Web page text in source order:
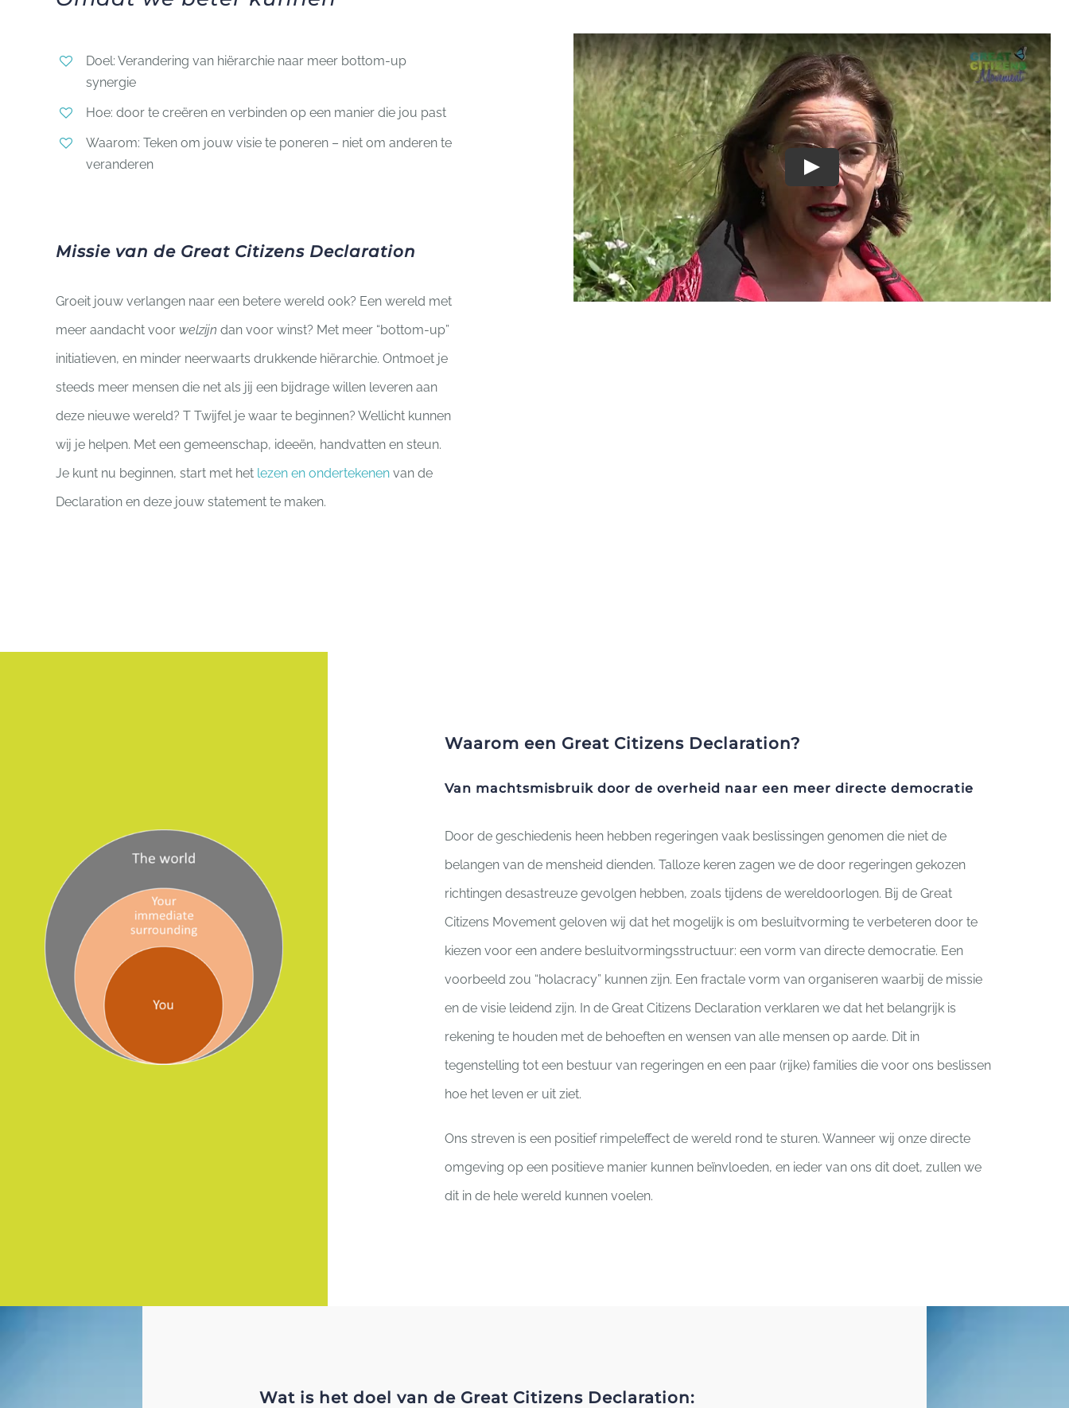
Doel: Verandering van hiërarchie naar meer bottom-up
synergie
Hoe: door te creëren en verbinden op een manier die jou past
Waarom: Teken om jouw visie te poneren – niet om anderen te
veranderen
Missie van de Great Citizens Declaration
Groeit jouw verlangen naar een betere wereld ook? Een wereld met
meer aandacht voor welzijn dan voor winst? Met meer “bottom-up”
initiatieven, en minder neerwaarts drukkende hiërarchie. Ontmoet je
steeds meer mensen die net als jij een bijdrage willen leveren aan
deze nieuwe wereld? T Twijfel je waar te beginnen? Wellicht kunnen
wij je helpen. Met een gemeenschap, ideeën, handvatten en steun.
Je kunt nu beginnen, start met het lezen en ondertekenenvan de
Declaration en deze jouw statement te maken.
Waarom een Great Citizens Declaration?
Van machtsmisbruik door de overheid naar een meer directe democratie
Door de geschiedenis heen hebben regeringen vaak beslissingen genomen die niet de
belangen van de mensheid dienden. Talloze keren zagen we de door regeringen gekozen
richtingen desastreuze gevolgen hebben, zoals tijdens de wereldoorlogen. Bij de Great
Citizens Movement geloven wij dat het mogelijk is om besluitvorming te verbeteren door te
kiezen voor een andere besluitvormingsstructuur: een vorm van directe democratie. Een
voorbeeld zou “holacracy” kunnen zijn. Een fractale vorm van organiseren waarbij de missie
en de visie leidend zijn. In de Great Citizens Declaration verklaren we dat het belangrijk is
rekening te houden met de behoeften en wensen van alle mensen op aarde. Dit in
tegenstelling tot een bestuur van regeringen en een paar (rijke) families die voor ons beslissen
hoe het leven er uit ziet.
Ons streven is een positief rimpeleffect de wereld rond te sturen. Wanneer wij onze directe
omgeving op een positieve manier kunnen beïnvloeden, en ieder van ons dit doet, zullen we
dit in de hele wereld kunnen voelen.
Wat is het doel van de Great Citizens Declaration: